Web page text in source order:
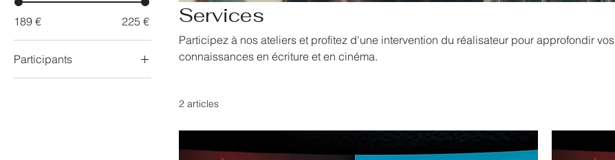
189 € 225 €
Participants
Services
Participez à nos ateliers et profitez d'une intervention du réalisateur pour approfondir vos
connaissances en écriture et en cinéma.
2 articles